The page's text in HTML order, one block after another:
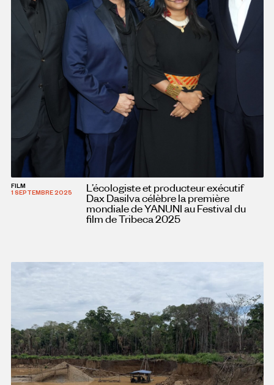
FILM
1 SEPTEMBRE 2025
L’écologiste et producteur exécutif
Dax Dasilva célèbre la première
mondiale de YANUNI au Festival du
film de Tribeca 2025